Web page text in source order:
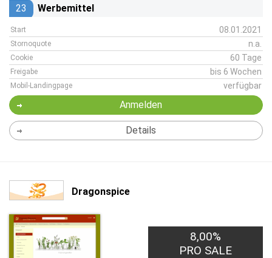
23 Werbemittel
Start 08.01.2021
Stornoquote n.a.
Cookie 60 Tage
Freigabe bis 6 Wochen
Mobil-Landingpage verfügbar
Anmelden
Details
Dragonspice
8,00%
PRO SALE